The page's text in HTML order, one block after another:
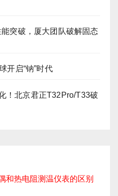
突破，厦大团队破解固态
开启“钠”时代
！北京君正T32Pro/T33破
和热电阻测温仪表的区别